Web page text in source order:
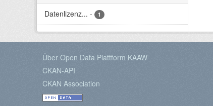
Datenlizenz... - 1
Über Open Data Plattform KAAW
CKAN-API
CKAN Association